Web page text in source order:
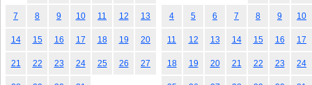
7 8 9 10 11 12 13
14 15 16 17 18 19 20
21 22 23 24 25 26 27
4 5 6 7 8 9 10
11 12 13 14 15 16 17
18 19 20 21 22 23 24